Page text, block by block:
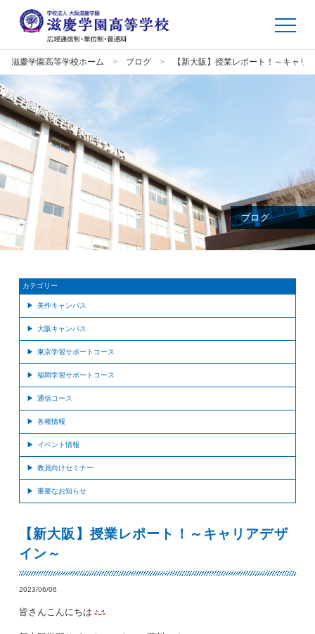
滋慶学園高等学校ホーム ブログ 【新大阪】授業レポート！～キャリ
ブログ
カテゴリー
美作キャンパス
大阪キャンパス
東京学習サポートコース
福岡学習サポートコース
通信コース
各種情報
イベント情報
教員向けセミナー
重要なお知らせ
【新大阪】授業レポート！～キャリアデザ
イン～
2023/06/06
皆さんこんにちは